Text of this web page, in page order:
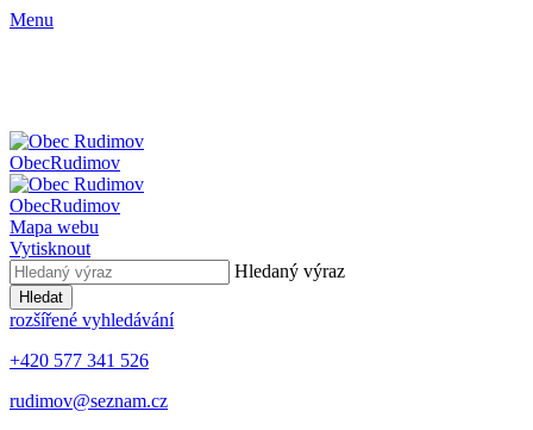
Menu
ObecRudimov
ObecRudimov
Mapa webu
Vytisknout
Hledaný výraz
Hledat
rozšířené vyhledávání
+420 577 341 526
rudimov@seznam.cz